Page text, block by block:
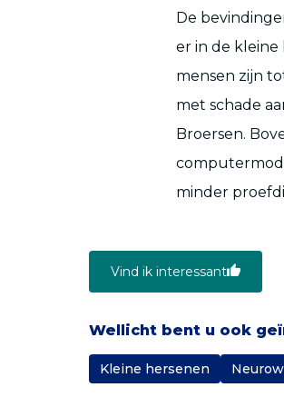
De
er in de kleine
mensen zijn
met schade
Broersen.
minder
Vind ik interessant
Wellicht bent u ook
Kleine hersenen